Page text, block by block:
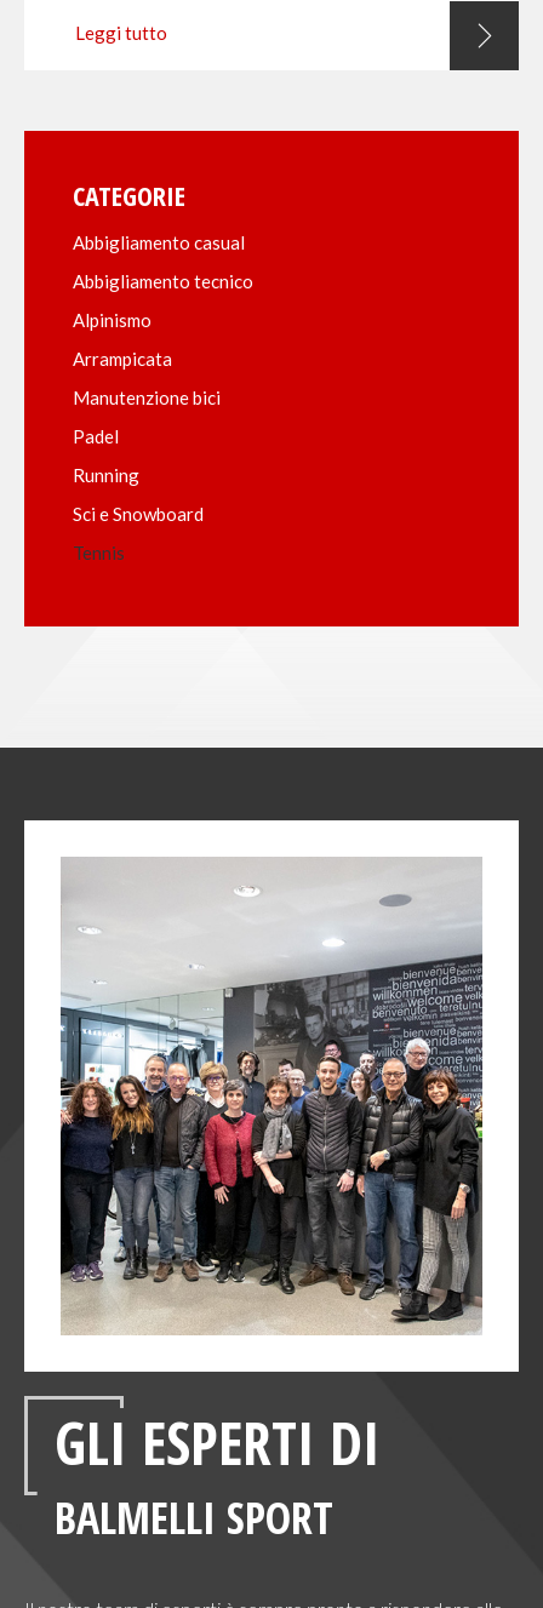
Leggi tutto
CATEGORIE
Abbigliamento casual
Abbigliamento tecnico
Alpinismo
Arrampicata
Manutenzione bici
Padel
Running
Sci e Snowboard
Tennis
GLI ESPERTI DI
BALMELLI SPORT